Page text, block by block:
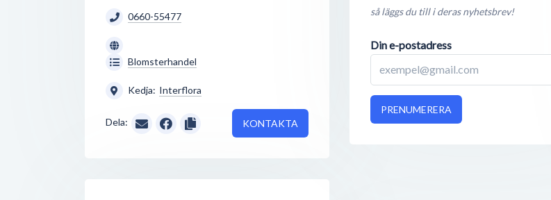
0660-55477
Blomsterhandel
Kedja: Interflora
Dela: KONTAKTA
så läggs du till i deras nyhetsbrev!
Din e-postadress
PRENUMERERA